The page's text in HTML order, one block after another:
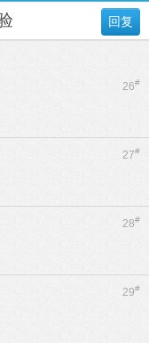
回复
26#
27#
28#
29#